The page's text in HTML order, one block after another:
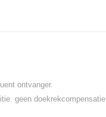
ontvanger.
geen doekrekcompensatie